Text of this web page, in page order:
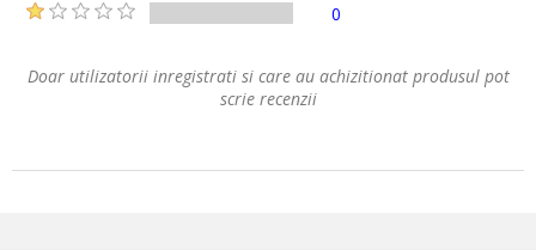
0
Doar utilizatorii inregistrati si care au achizitionat produsul pot
scrie recenzii